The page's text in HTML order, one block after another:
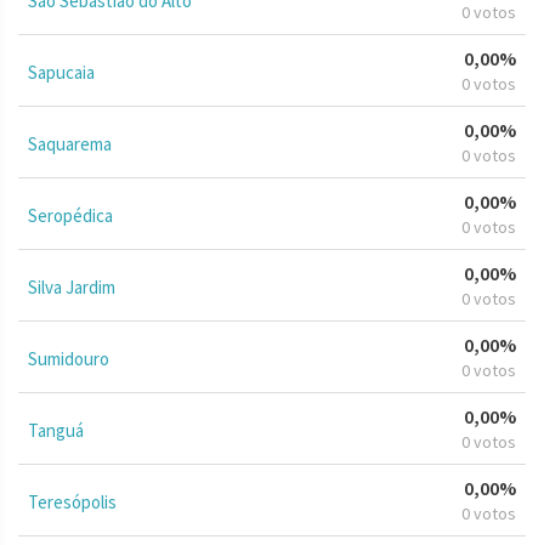
0 votos
Sapucaia
0,00%
0 votos
Saquarema
0,00%
0 votos
Seropédica
0,00%
0 votos
Silva Jardim
0,00%
0 votos
Sumidouro
0,00%
0 votos
Tanguá
0,00%
0 votos
Teresópolis
0,00%
0 votos